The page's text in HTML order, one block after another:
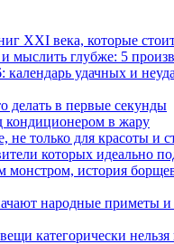
XXI века, которые
мыслить глубже: 5
календарь удачных и
делать в первые секунды
кондиционером в жару
не только для красоты и
которых идеально
монстром, история
народные приметы и
категорически